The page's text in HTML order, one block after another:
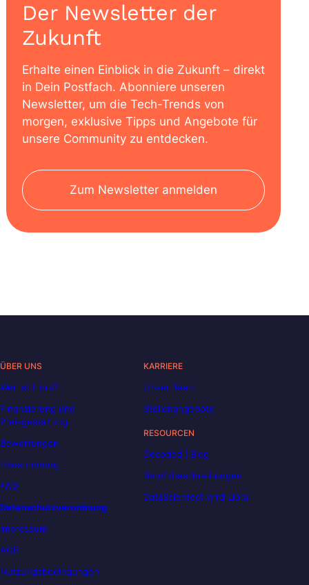
Der Newsletter der
Zukunft
Erhalte einen Einblick in die Zukunft – direkt
in Dein Postfach. Abonniere unseren
Newsletter, um die Tech-Trends von
morgen, exklusive Tipps und Angebote für
unsere Community zu entdecken.
Zum Newsletter anmelden
ÜBER UNS
Wer ist Liora?
Finanzierung und
Preisgestaltung
Bewertungen
Hausordnung
FAQ
Datenschutzverordnung
Impressum
AGB
Nutzungsbedingungen
KARRIERE
Unser Team
Stellenangebote
RESOURCEN
Decoded | Blog
Berufsbeschreibungen
DataScientest wird Liora